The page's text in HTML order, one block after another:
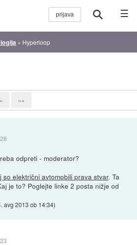
☰
» Hyperloop
» »»
odpreti - moderator?
so električni avtomobili prava stvar. Ta
je to? Poglejte linke 2 posta nižje od
avg 2013 ob 14:34)